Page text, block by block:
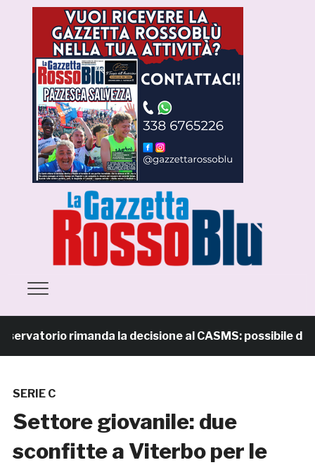
rimanda la decisione al CASMS: possibile
SERIE C
Settore giovanile: due
sconfitte a Viterbo per le